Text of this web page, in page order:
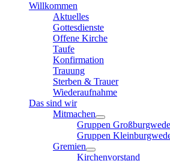
Willkommen
Aktuelles
Gottesdienste
Offene Kirche
Taufe
Konfirmation
Trauung
Sterben & Trauer
Wiederaufnahme
Das sind wir
Mitmachen
Gruppen
Gruppen
Gremien
Kirchenvorstand